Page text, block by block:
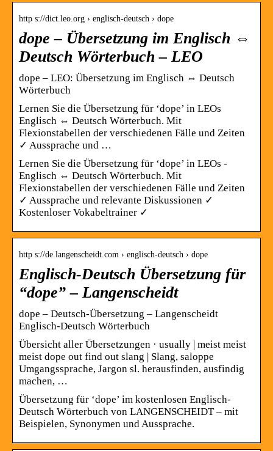
http s://dict.leo.org › englisch-deutsch › dope
dope – Übersetzung im Englisch ⇔
Deutsch Wörterbuch – LEO
dope – LEO: Übersetzung im ­Englisch ⇔ Deutsch
Wörterbuch
Lernen Sie die Übersetzung für ‘dope’ in LEOs
Englisch ⇔ Deutsch Wörterbuch. Mit
Flexionstabellen der verschiedenen Fälle und Zeiten
✓ Aussprache und …
Lernen Sie die Übersetzung für ‘dope’ in LEOs ­
Englisch ⇔ Deutsch­ Wörterbuch. Mit
Flexionstabellen der verschiedenen Fälle und Zeiten
✓ Aussprache und relevante Diskussionen ✓
Kostenloser Vokabeltrainer ✓
http s://de.langenscheidt.com › englisch-deutsch › dope
Englisch-Deutsch Übersetzung für
“dope” – Langenscheidt
dope – Deutsch-Übersetzung – Langenscheidt
Englisch-Deutsch Wörterbuch
Übersicht aller Übersetzungen · usually | meist meist
meist dope out find out slang | Slang, saloppe
Umgangssprache, Jargon sl. herausfinden, ausfindig
machen, …
Übersetzung für ‘dope’ im kostenlosen Englisch-
Deutsch Wörterbuch von LANGENSCHEIDT – mit
Beispielen, Synonymen und Aussprache.